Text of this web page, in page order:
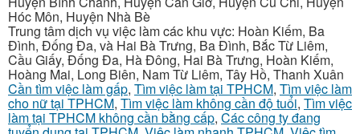
Hóc Môn, Huyện Nhà Bè
Trung tâm dịch vụ việc làm các khu vực: Hoàn Kiếm, Ba
Đình, Đống Đa, và Hai Bà Trưng, Ba Đình, Bắc Từ Liêm,
Cầu Giấy, Đống Đa, Hà Đông, Hai Bà Trưng, Hoàn Kiếm,
Hoàng Mai, Long Biên, Nam Từ Liêm, Tây Hồ, Thanh Xuân
Cần tìm việc làm gấp, Tìm việc làm tại TPHCM, Tìm việc làm
cho nữ tại TPHCM, Tìm việc làm không cần độ tuổi, Tìm việc
làm tại TPHCM không cần bằng cấp, Các công ty đang